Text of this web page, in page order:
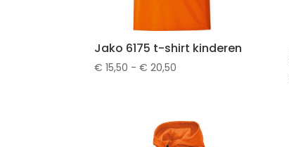
Jako 6175 t-shirt kinderen
€ 15,50 - € 20,50